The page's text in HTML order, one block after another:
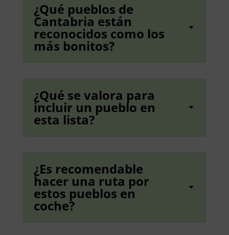
¿Qué pueblos de
Cantabria están
reconocidos como los
más bonitos?
¿Qué se valora para
incluir un pueblo en
esta lista?
¿Es recomendable
hacer una ruta por
estos pueblos en
coche?